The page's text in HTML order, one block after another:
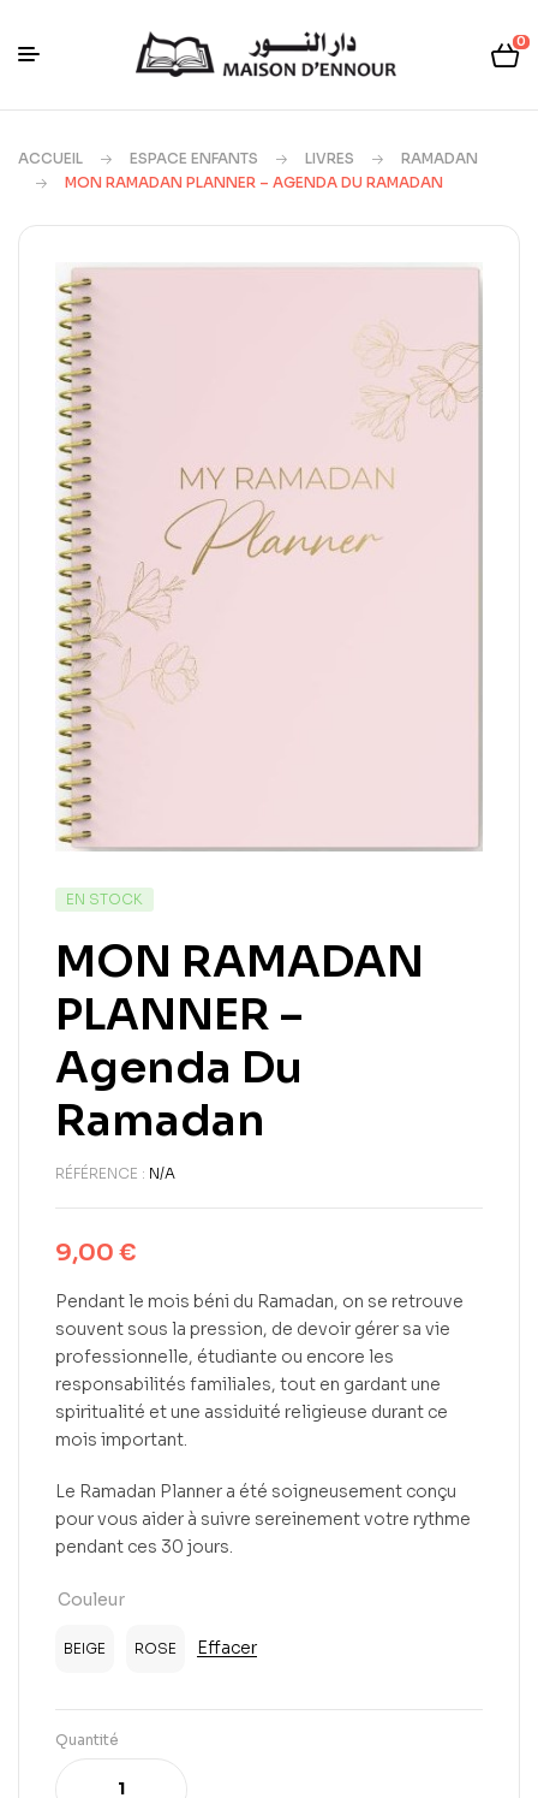
0
ACCUEIL ESPACE ENFANTS LIVRES
RAMADAN
MON RAMADAN PLANNER – AGENDA DU RAMADAN
EN STOCK
MON RAMADAN
PLANNER –
Agenda Du
Ramadan
RÉFÉRENCE : N/A
9,00 €
Pendant le mois béni du Ramadan, on se retrouve
souvent sous la pression, de devoir gérer sa vie
professionnelle, étudiante ou encore les
responsabilités familiales, tout en gardant une
spiritualité et une assiduité religieuse durant ce
mois important.
Le Ramadan Planner a été soigneusement conçu
pour vous aider à suivre sereinement votre rythme
pendant ces 30 jours.
Couleur
BEIGE ROSE Effacer
Quantité